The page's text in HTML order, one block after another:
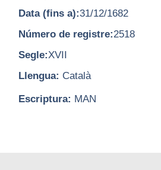
Data (fins a):31/12/1682
Número de registre:2518
Segle:XVII
Llengua: Català
Escriptura: MAN